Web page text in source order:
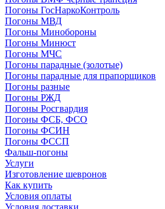
Погоны ГосНаркоКонтроль
Погоны МВД
Погоны Минобороны
Погоны Минюст
Погоны МЧС
Погоны парадные (золотые)
Погоны парадные для прапорщиков
Погоны разные
Погоны РЖД
Погоны Росгвардия
Погоны ФСБ, ФСО
Погоны ФСИН
Погоны ФССП
Фальш-погоны
Услуги
Изготовление шевронов
Как купить
Условия оплаты
Условия доставки